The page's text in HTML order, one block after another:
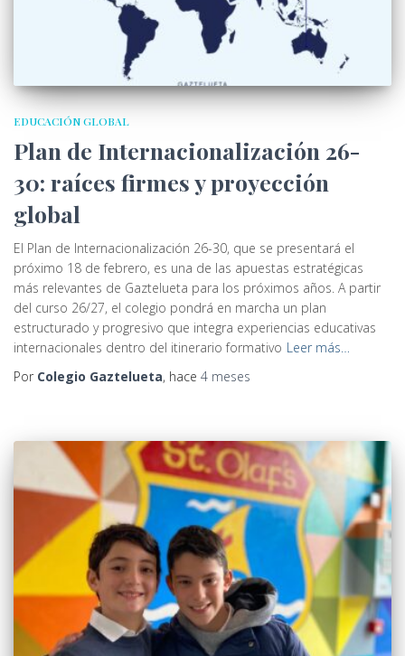
EDUCACIÓN GLOBAL
Plan de Internacionalización 26-
30: raíces firmes y proyección
global
El Plan de Internacionalización 26-30, que se presentará el
próximo 18 de febrero, es una de las apuestas estratégicas
más relevantes de Gaztelueta para los próximos años. A partir
del curso 26/27, el colegio pondrá en marcha un plan
estructurado y progresivo que integra experiencias educativas
internacionales dentro del itinerario formativo Leer más…
Por Colegio Gaztelueta, hace 4 meses